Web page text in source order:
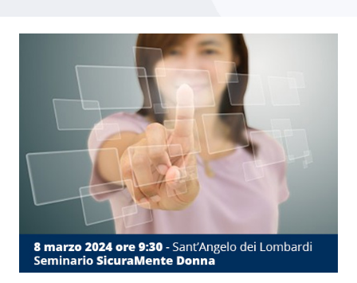
Evento - “SicuraMente Donna”